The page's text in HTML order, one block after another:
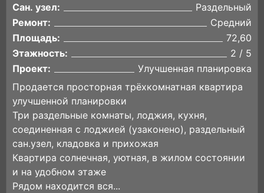
Сан. узел:
Раздельный
Ремонт:
Средний
Площадь:
72,60
Этажность:
2 / 5
Проект:
Улучшенная планировка
Продается просторная трёхкомнатная квартира
улучшенной планировки
Три раздельные комнаты, лоджия, кухня,
соединенная с лоджией (узаконено), раздельный
сан.узел, кладовка и прихожая
Квартира солнечная, уютная, в жилом состоянии
и на удобном этаже
Рядом находится вся...